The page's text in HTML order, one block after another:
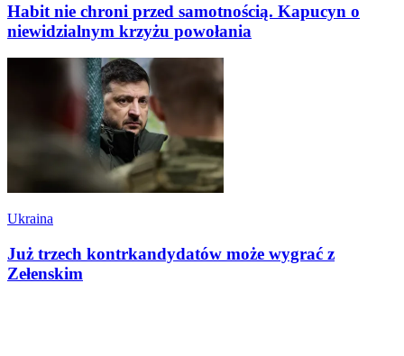
Habit nie chroni przed samotnością. Kapucyn o
niewidzialnym krzyżu powołania
Ukraina
Już trzech kontrkandydatów może wygrać z
Zełenskim